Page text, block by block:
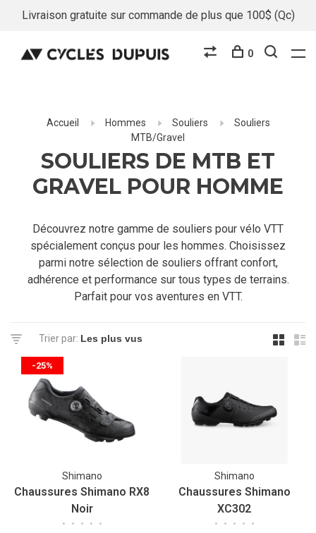
Livraison gratuite sur commande de plus que 100$ (Qc)
0
Accueil Hommes Souliers
Souliers
MTB/Gravel
SOULIERS DE MTB ET
GRAVEL POUR HOMME
Découvrez notre gamme de souliers pour vélo VTT
spécialement conçus pour les hommes. Choisissez
parmi notre sélection de souliers offrant confort,
adhérence et performance sur tous types de terrains.
Parfait pour vos aventures en VTT.
Trier par:
-25%
Shimano
Chaussures Shimano RX8
Noir
• • • • •
Shimano
Chaussures Shimano
XC302
• • • • •